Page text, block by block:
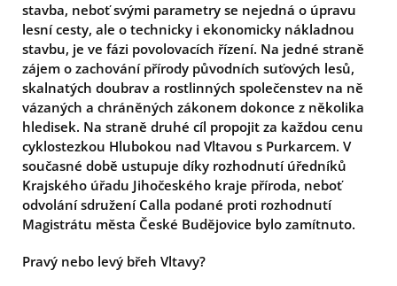
stavba, neboť svými parametry se nejedná o úpravu
lesní cesty, ale o technicky i ekonomicky nákladnou
stavbu, je ve fázi povolovacích řízení. Na jedné straně
zájem o zachování přírody původních suťových lesů,
skalnatých doubrav a rostlinných společenstev na ně
vázaných a chráněných zákonem dokonce z několika
hledisek. Na straně druhé cíl propojit za každou cenu
cyklostezkou Hlubokou nad Vltavou s Purkarcem. V
současné době ustupuje díky rozhodnutí úředníků
Krajského úřadu Jihočeského kraje příroda, neboť
odvolání sdružení Calla podané proti rozhodnutí
Magistrátu města České Budějovice bylo zamítnuto.
Pravý nebo levý břeh Vltavy?